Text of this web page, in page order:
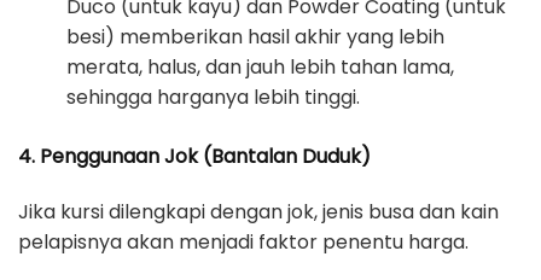
Duco (untuk kayu) dan Powder Coating (untuk
besi) memberikan hasil akhir yang lebih
merata, halus, dan jauh lebih tahan lama,
sehingga harganya lebih tinggi.
4. Penggunaan Jok (Bantalan Duduk)
Jika kursi dilengkapi dengan jok, jenis busa dan kain
pelapisnya akan menjadi faktor penentu harga.